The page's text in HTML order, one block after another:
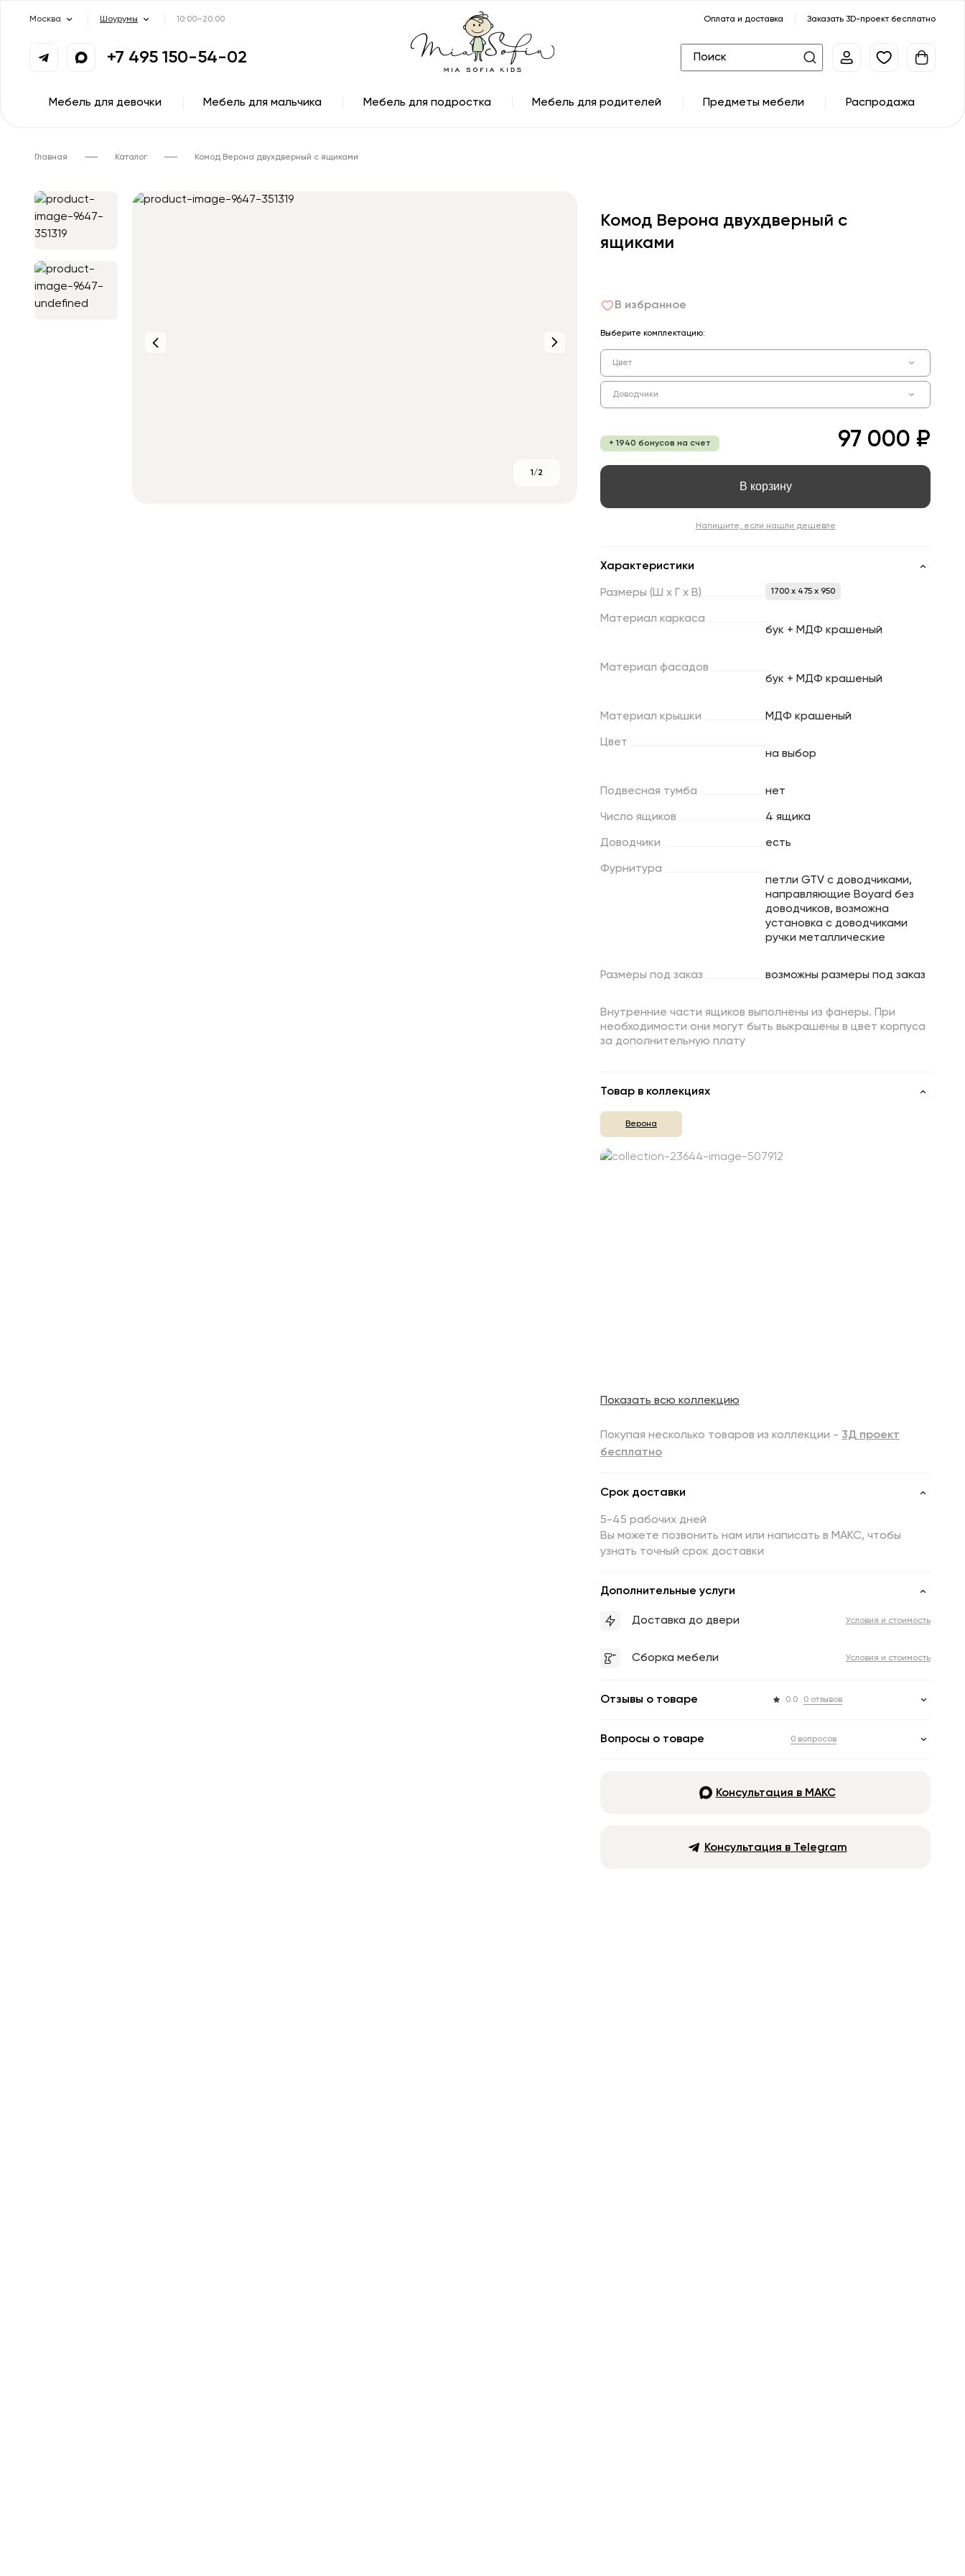
Москва Шоурумы 10:00–20:00 Оплата и доставка Заказать 3D-проект бесплатно
+7 495 150-54-02
Мебель для девочки Мебель для мальчика Мебель для подростка Мебель для родителей Предметы мебели Распродажа
Главная Каталог Комод Верона двухдверный с ящиками
1/2
Комод Верона двухдверный с
ящиками
В избранное
Выберите комплектацию:
Цвет
Доводчики
+ 1940 бонусов на счет 97 000 ₽
В корзину
Напишите, если нашли дешевле
Характеристики
Размеры (Ш х Г х В) 1700 x 475 x 950
Материал каркаса
бук + МДФ крашеный
Материал фасадов
бук + МДФ крашеный
Материал крышки МДФ крашеный
Цвет
на выбор
Подвесная тумба нет
Число ящиков 4 ящика
Доводчики есть
Фурнитура
петли GTV с доводчиками,
направляющие Boyard без
доводчиков, возможна
установка с доводчиками
ручки металлические
Размеры под заказ возможны размеры под заказ
Внутренние части ящиков выполнены из фанеры. При
необходимости они могут быть выкрашены в цвет корпуса
за дополнительную плату
Товар в коллекциях
Верона
Показать всю коллекцию
Покупая несколько товаров из коллекции - 3Д проект
бесплатно
Срок доставки
5-45 рабочих дней
Вы можете позвонить нам или написать в МАКС, чтобы
узнать точный срок доставки
Дополнительные услуги
Доставка до двери Условия и стоимость
Сборка мебели Условия и стоимость
Отзывы о товаре 0.0 0 отзывов
Вопросы о товаре 0 вопросов
Консультация в МАКС
Консультация в Telegram